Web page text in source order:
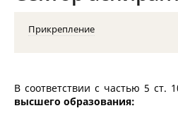
Прикрепление
В соответствии с частью 5 ст.
высшего образования: